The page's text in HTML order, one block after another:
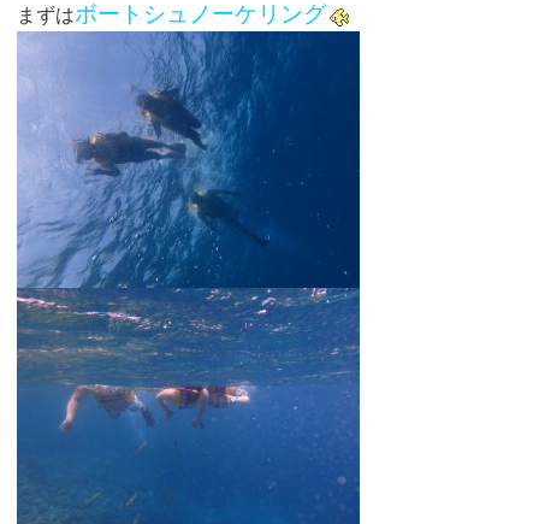
まずはボートシュノーケリング